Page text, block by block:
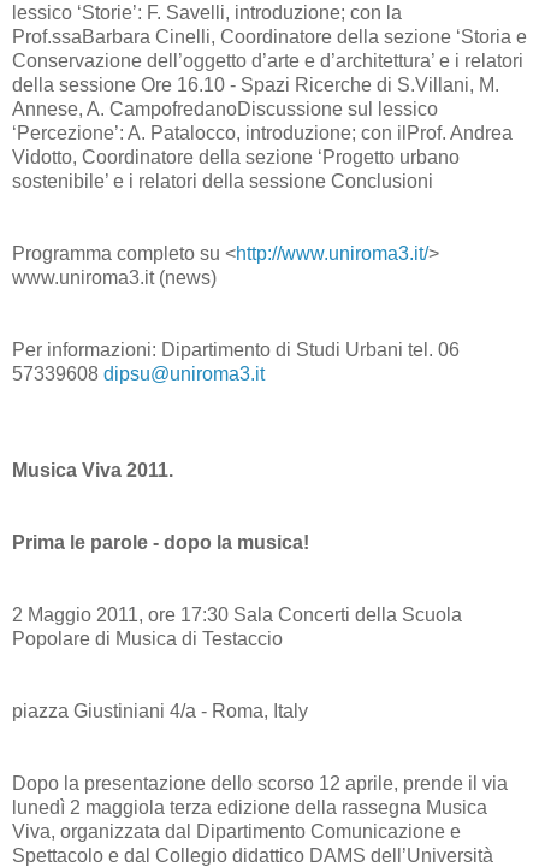
lessico ‘Storie’: F. Savelli, introduzione; con la
Prof.ssaBarbara Cinelli, Coordinatore della sezione ‘Storia e
Conservazione dell’oggetto d’arte e d’architettura’ e i relatori
della sessione Ore 16.10 - Spazi Ricerche di S.Villani, M.
Annese, A. CampofredanoDiscussione sul lessico
‘Percezione’: A. Patalocco, introduzione; con ilProf. Andrea
Vidotto, Coordinatore della sezione ‘Progetto urbano
sostenibile’ e i relatori della sessione Conclusioni
Programma completo su <http://www.uniroma3.it/>
www.uniroma3.it (news)
Per informazioni: Dipartimento di Studi Urbani tel. 06
57339608 dipsu@uniroma3.it
Musica Viva 2011.
Prima le parole - dopo la musica!
2 Maggio 2011, ore 17:30 Sala Concerti della Scuola
Popolare di Musica di Testaccio
piazza Giustiniani 4/a - Roma, Italy
Dopo la presentazione dello scorso 12 aprile, prende il via
lunedì 2 maggiola terza edizione della rassegna Musica
Viva, organizzata dal Dipartimento Comunicazione e
Spettacolo e dal Collegio didattico DAMS dell’Università